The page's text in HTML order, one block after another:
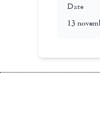
Date
13